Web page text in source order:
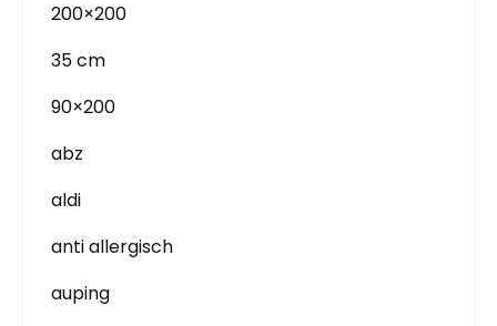
200×200
35 cm
90×200
abz
aldi
anti allergisch
auping